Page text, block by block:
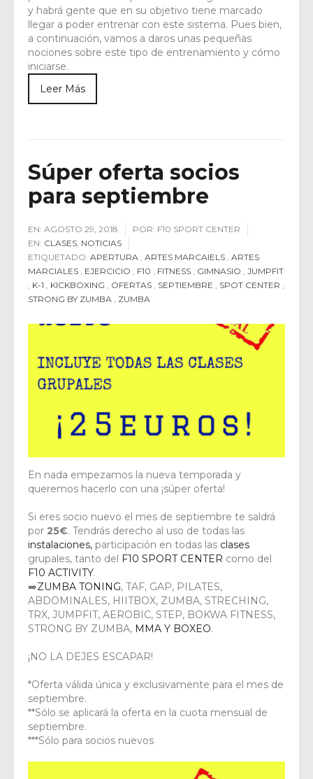
y habrá gente que en su objetivo tiene marcado
llegar a poder entrenar con este sistema. Pues bien,
a continuación, vamos a daros unas pequeñas
nociones sobre este tipo de entrenamiento y cómo
iniciarse.
Leer Más
Súper oferta socios
para septiembre
EN: AGOSTO 29, 2018 POR: F10 SPORT CENTER
EN: CLASES, NOTICIAS
ETIQUETADO: APERTURA , ARTES MARCAIELS , ARTES
MARCIALES , EJERCICIO , F10 , FITNESS , GIMNASIO , JUMPFIT
, K-1 , KICKBOXING , OFERTAS , SEPTIEMBRE , SPOT CENTER ,
STRONG BY ZUMBA , ZUMBA
En nada empezamos la nueva temporada y
queremos hacerlo con una ¡súper oferta!
Si eres socio nuevo el mes de septiembre te saldrá
por 25€. Tendrás derecho al uso de todas las
instalaciones, participación en todas las clases
grupales, tanto del
F10 SPORT CENTER como del
F10 ACTIVITY.
➡️ZUMBA TONING, TAF, GAP, PILATES,
ABDOMINALES, HIITBOX, ZUMBA, STRECHING,
TRX, JUMPFIT, AEROBIC, STEP, BOKWA FITNESS,
STRONG BY ZUMBA, MMA Y BOXEO.
¡NO LA DEJES ESCAPAR!
*Oferta válida única y exclusivamente para el mes de
septiembre.
**Sólo se aplicará la oferta en la cuota mensual de
septiembre.
***Sólo para socios nuevos